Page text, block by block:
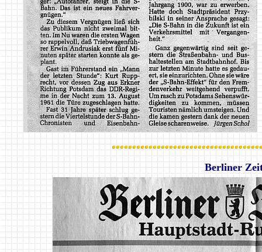
Berliner